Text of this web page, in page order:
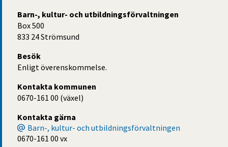
Barn-, kultur- och utbildningsförvaltningen
Box 500
833 24 Strömsund
Besök
Enligt överenskommelse.
Kontakta kommunen
0670-161 00 (växel)
Kontakta gärna
Barn-, kultur- och utbildningsförvaltningen
0670-161 00 vx